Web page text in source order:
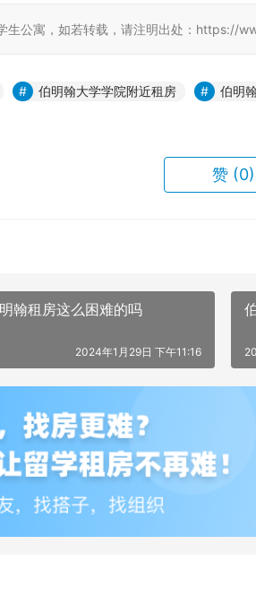
生公寓，如若转载，请注明出处：https://
伯明翰大学学院附近租房 伯明
赞 (0)
翰租房这么困难的吗
2024年1月29日 下午11:16